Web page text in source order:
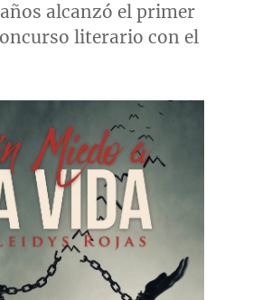
años alcanzó el primer
literario con el